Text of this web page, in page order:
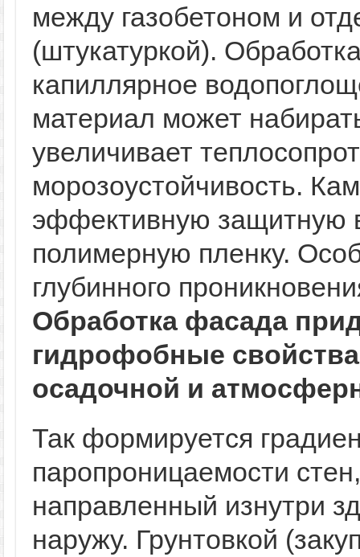
между газобетоном и
(штукатуркой).
капиллярное
материал может
увеличивает
морозоустойчивость.
эффективную защитную
полимерную пленку.
глубинного
Обработка фасада
гидрофобные
осадочной и
Так формируется
паропроницаемости стен,
направленный изнутри
наружу. Грунтовкой